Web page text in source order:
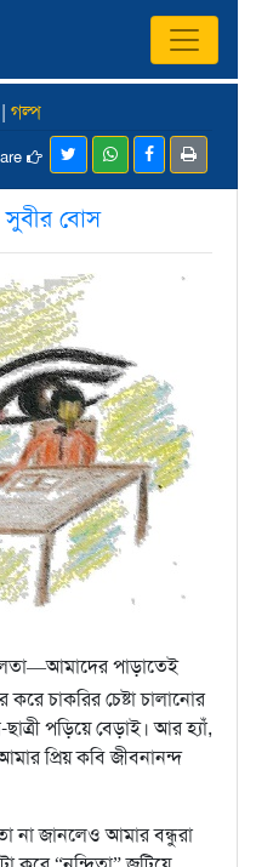
গল্প
সুবীর বোস
পাড়াতেই
চাকরির চেষ্টা চালানোর
পড়িয়ে বেড়াই। আর হ্যাঁ,
প্রিয় কবি জীবনানন্দ
না জানলেও আমার বন্ধুরা